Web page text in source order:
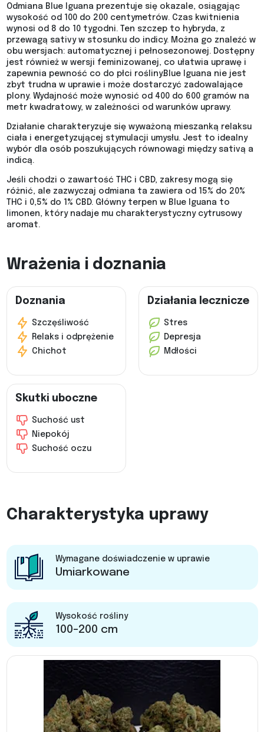
Odmiana Blue Iguana prezentuje się okazale, osiągając
wysokość od 100 do 200 centymetrów. Czas kwitnienia
wynosi od 8 do 10 tygodni. Ten szczep to hybryda, z
przewagą sativy w stosunku do indicy. Można go znaleźć w
obu wersjach: automatycznej i pełnosezonowej. Dostępny
jest również w wersji feminizowanej, co ułatwia uprawę i
zapewnia pewność co do płci rośliny.Blue Iguana nie jest
zbyt trudna w uprawie i może dostarczyć zadowalające
plony. Wydajność może wynosić od 400 do 600 gramów na
metr kwadratowy, w zależności od warunków uprawy.
Działanie charakteryzuje się wyważoną mieszanką relaksu
ciała i energetyzującej stymulacji umysłu. Jest to idealny
wybór dla osób poszukujących równowagi między sativą a
indicą.
Jeśli chodzi o zawartość THC i CBD, zakresy mogą się
różnić, ale zazwyczaj odmiana ta zawiera od 15% do 20%
THC i 0,5% do 1% CBD. Główny terpen w Blue Iguana to
limonen, który nadaje mu charakterystyczny cytrusowy
aromat.
Wrażenia i doznania
Doznania
Szczęśliwość
Relaks i odprężenie
Chichot
Działania lecznicze
Stres
Depresja
Mdłości
Skutki uboczne
Suchość ust
Niepokój
Suchość oczu
Charakterystyka uprawy
Wymagane doświadczenie w uprawie
Umiarkowane
Wysokość rośliny
100-200 cm